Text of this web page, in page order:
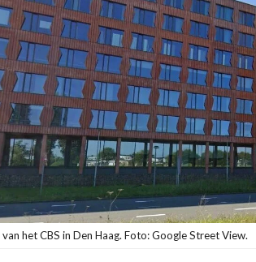
het CBS in Den Haag. Foto: Google Street View.